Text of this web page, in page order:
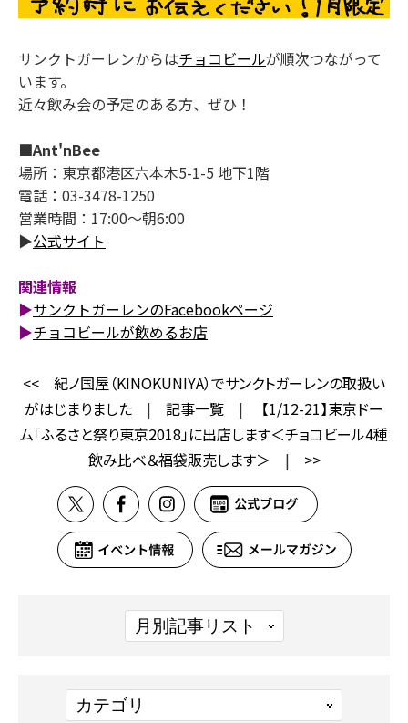
サンクトガーレンからはチョコビールが順次つながって
います。
近々飲み会の予定のある方、ぜひ！
■Ant'nBee
場所：東京都港区六本木5-1-5 地下1階
電話：03-3478-1250
営業時間：17:00～朝6:00
▶公式サイト
関連情報
▶サンクトガーレンのFacebookページ
▶チョコビールが飲めるお店
<<
紀ノ国屋（KINOKUNIYA）でサンクトガーレンの取扱い
がはじまりました | 記事一覧 |
【1/12-21】東京ドー
ム「ふるさと祭り東京2018」に出店します＜チョコビール4種
飲み比べ＆福袋販売します＞ | >>